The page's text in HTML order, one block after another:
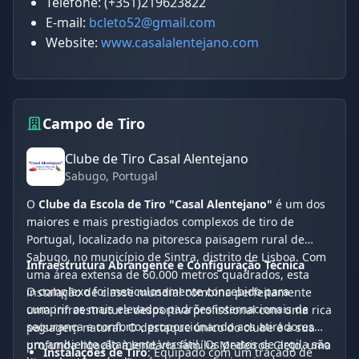
E-mail: bcleto52@gmail.com
Website: www.casalalentejano.com
Campo de Tiro
Clube de Tiro Casal Alentejano
Sabugo, Portugal
O Clube da Escola de Tiro "Casal Alentejano" é um dos
maiores e mais prestigiados complexos de tiro de
Portugal, localizado na pitoresca paisagem rural de
Sabugo, no município de Sintra, distrito de Lisboa. Com
uma área extensa de 60.000 metros quadrados, esta
instalação de classe mundial combina perfeitamente
uma infraestrutura desportiva profissional com uma rica
paisagem natural. O destaque único do clube é a sua
profunda ligação à lendária família Medeiros Cleto, uma
Infraestrutura Abrangente e Configuração Técnica
O complexo foi meticulosamente concebido para
cumprir os mais elevados padrões internacionais de
segurança e conforto, proporcionando aos atiradores
um ambiente altamente versátil. Os pratos de argila são
Instalações de Tiro: Equipado com um traçado de